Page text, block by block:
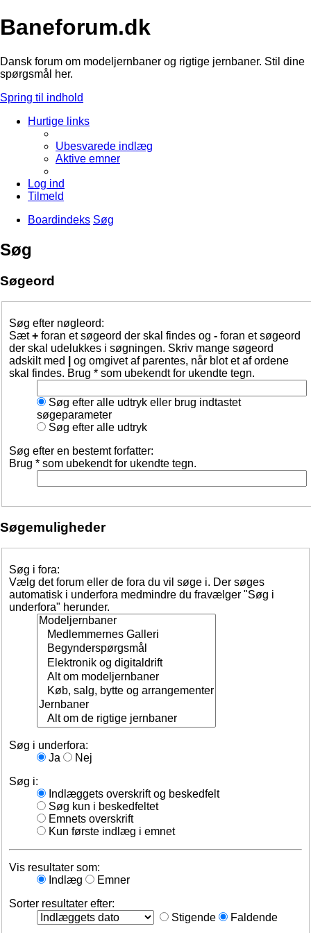
Baneforum.dk
Dansk forum om modeljernbaner og rigtige jernbaner. Stil dine
spørgsmål her.
Spring til indhold
Hurtige links
Ubesvarede indlæg
Aktive emner
Log ind
Tilmeld
Boardindeks Søg
Søg
Søgeord
Søg efter nøgleord:
Sæt+ foran et søgeord der skal findes og - foran et søgeord
der skal udelukkes i søgningen. Skriv mange søgeord
adskilt med
og omgivet af parentes, når blot et af ordene
skal findes. Brug * som ubekendt for ukendte tegn.
Søg efter alle udtryk eller brug indtastet
søgeparameter
Søg efter alle udtryk
Søg efter en bestemt forfatter:
Brug * som ubekendt for ukendte tegn.
Søgemuligheder
Søg i fora:
Vælg det forum eller de fora du vil søge i. Der søges
automatisk i underfora medmindre du fravælger "Søg i
underfora" herunder.
Søg i underfora:
Ja
Nej
Søg i:
Indlæggets overskrift og beskedfelt
Søg kun i beskedfeltet
Emnets overskrift
Kun første indlæg i emnet
Vis resultater som:
Indlæg
Emner
Sorter resultater efter:
Stigende
Faldende